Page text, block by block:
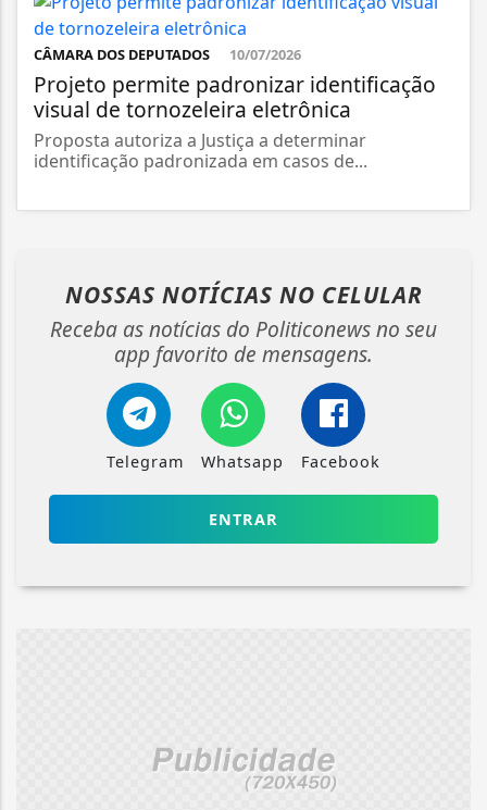
CÂMARA DOS DEPUTADOS 10/07/2026
Projeto permite padronizar identificação
visual de tornozeleira eletrônica
Proposta autoriza a Justiça a determinar
identificação padronizada em casos de...
NOSSAS NOTÍCIAS NO CELULAR
Receba as notícias do Politiconews no seu
app favorito de mensagens.
Telegram Whatsapp Facebook
ENTRAR